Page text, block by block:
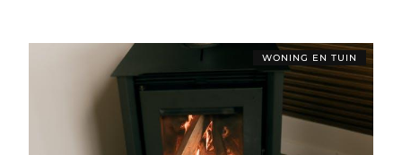
WONING EN TUIN